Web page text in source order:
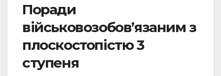
Поради
військовозобов’язаним з
плоскостопістю 3
ступеня